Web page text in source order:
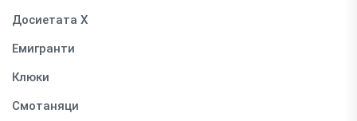
Досиетата Х
Емигранти
Клюки
Смотаняци